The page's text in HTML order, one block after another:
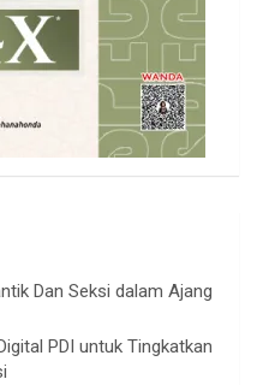
Dan Seksi dalam Ajang
PDI untuk Tingkatkan